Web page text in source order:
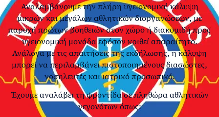
Αναλαμβάνουμε την πλήρη υγειονομική κάλυψη
μικρών και μεγάλων αθλητικών διοργανώσεων, με
παροχή πρώτων βοηθειών στον χώρο ή διακομιδή προς
υγειονομική μονάδα εφόσον κριθεί απαραίτητο.
Ανάλογα με τις απαιτήσεις της εκδήλωσης, η κάλυψη
μπορεί να περιλαμβάνει πιστοποιημένους διασώστες,
νοσηλευτές και ιατρικό προσωπικό.
Έχουμε αναλάβει τη φροντίδα σε πληθώρα αθλητικών
γεγονότων όπως: